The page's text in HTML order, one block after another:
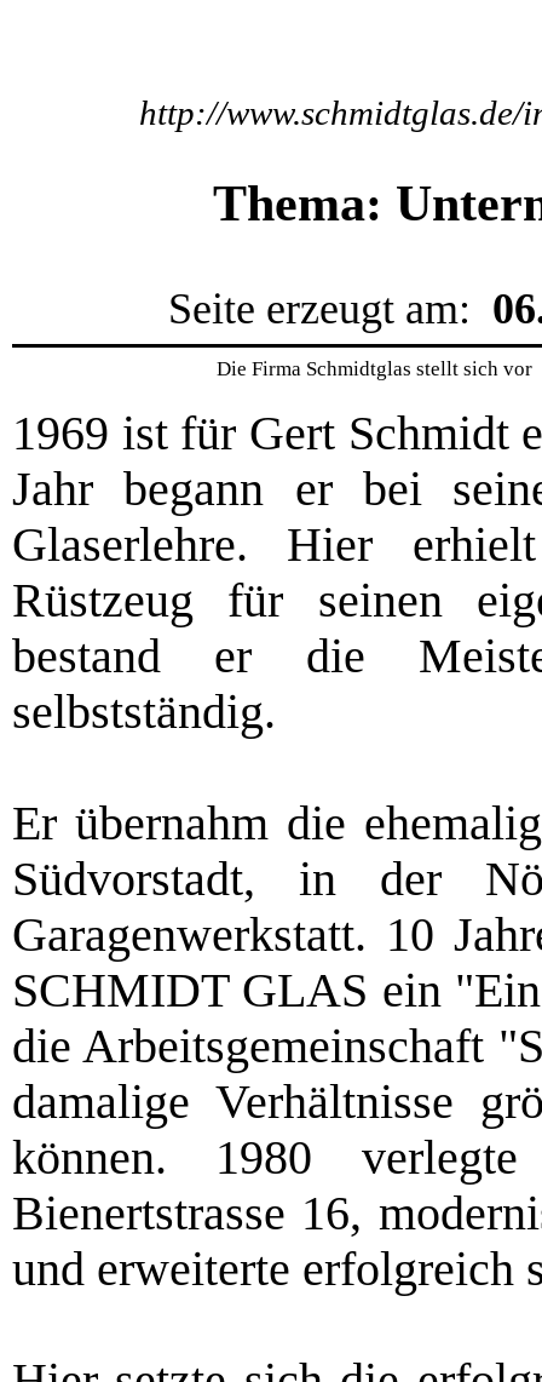
http://
Thema:
Seite erzeugt am:
Die Firma Schmidtglas stellt sich vor
1969 ist für Gert Schmidt
Jahr begann er bei
Glaserlehre. Hier
Rüstzeug für seinen
bestand er die
selbstständig.
Er übernahm die
Südvorstadt, in der
Garagenwerkstatt. 10
SCHMIDT GLAS ein
die Arbeitsgemeinschaft
damalige Verhältnisse
können. 1980
Bienertstrasse 16,
und erweiterte erfolgreich